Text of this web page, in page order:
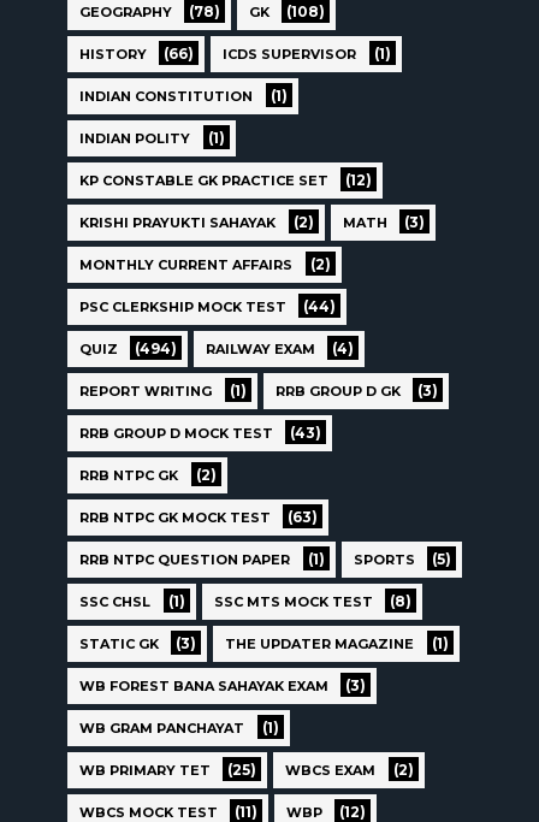
GEOGRAPHY (78) GK (108)
HISTORY (66) ICDS SUPERVISOR (1)
INDIAN CONSTITUTION (1)
INDIAN POLITY (1)
KP CONSTABLE GK PRACTICE SET (12)
KRISHI PRAYUKTI SAHAYAK (2) MATH (3)
MONTHLY CURRENT AFFAIRS (2)
PSC CLERKSHIP MOCK TEST (44)
QUIZ (494) RAILWAY EXAM (4)
REPORT WRITING (1) RRB GROUP D GK (3)
RRB GROUP D MOCK TEST (43)
RRB NTPC GK (2)
RRB NTPC GK MOCK TEST (63)
RRB NTPC QUESTION PAPER (1) SPORTS (5)
SSC CHSL (1) SSC MTS MOCK TEST (8)
STATIC GK (3) THE UPDATER MAGAZINE (1)
WB FOREST BANA SAHAYAK EXAM (3)
WB GRAM PANCHAYAT (1)
WB PRIMARY TET (25) WBCS EXAM (2)
WBCS MOCK TEST (11) WBP (12)